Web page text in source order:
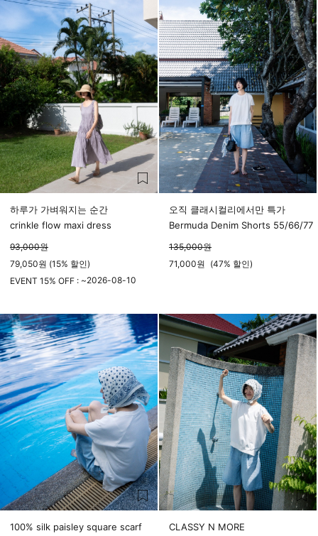
하루가 가벼워지는 순간
crinkle flow maxi dress
93,000원
79,050원 (15% 할인)
EVENT 15% OFF : ~2026-08-10
오직 클래시컬리에서만 특가
Bermuda Denim Shorts 55/66/77
135,000원
71,000원 (47% 할인)
100% silk paisley square scarf
CLASSY N MORE